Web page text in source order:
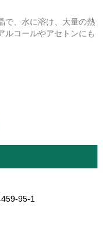
で、水に溶け、大量の熱
ルコールやアセトンにも
95-1